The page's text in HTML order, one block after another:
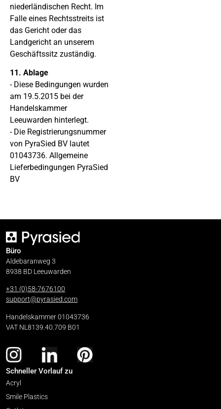
niederländischen Recht. Im
Falle eines Rechtsstreits ist
das Gericht oder das
Landgericht an unserem
Geschäftssitz zuständig.
11. Ablage
- Diese Bedingungen wurden
am 19.5.2015 bei der
Handelskammer
Leeuwarden hinterlegt.
- Die Registrierungsnummer
von PyraSied BV lautet
01043736. Allgemeine
Lieferbedingungen PyraSied
BV
Büro
Aldebaranweg 3
8938 BD Leeuwarden
+31 (0)58-7676100
support@pyrasied.com
Handelskammer 01043736
VAT NL8139.40.709 B01
Schneller Vorlauf zu
Acryl
Smile Plastics